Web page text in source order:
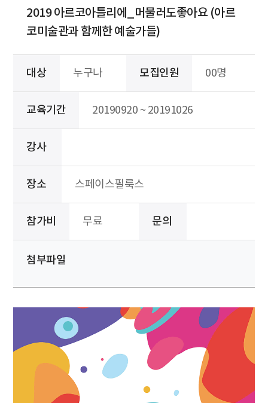
2019 아르코아틀리에_머물러도좋아요 (아르
코미술관과 함께한 예술가들)
대상 누구나 모집인원 00명
교육기간 20190920 ~ 20191026
강사
장소 스페이스필룩스
참가비 무료 문의
첨부파일